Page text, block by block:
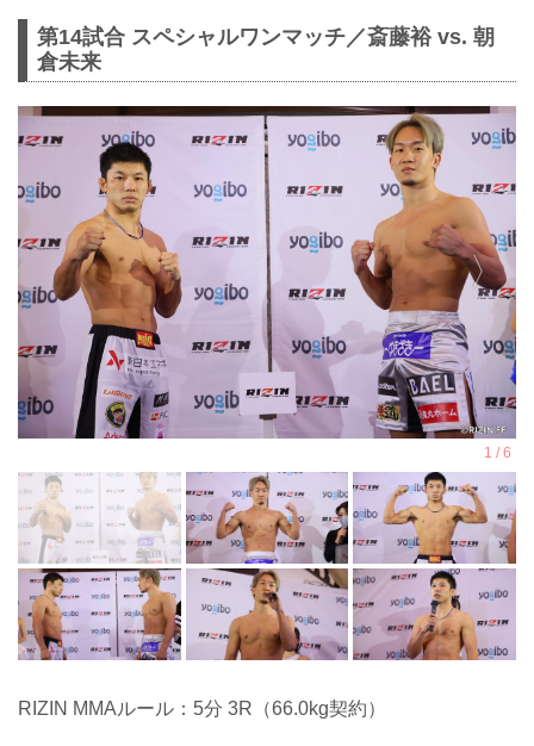
第14試合 スペシャルワンマッチ／斎藤裕 vs. 朝
倉未来
RIZIN MMAルール：5分 3R（66.0kg契約）